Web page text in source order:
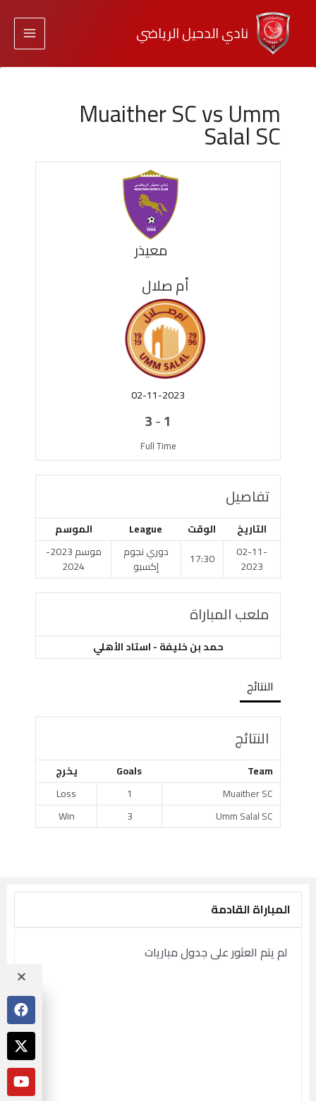
نادي الدحيل الرياضي
Muaither SC vs Umm
Salal SC
معيذر
أم صلال
02-11-2023
1
-
3
Full Time
تفاصيل
التاريخ الوقت League
الموسم
02-11-
2023
17:30
دوري نجوم
إكسبو
موسم 2023-
2024
ملعب المباراة
حمد بن خليفة - استاد الأهلي
النتائج
النتائج
Team
Goals
يخرج
Muaither SC
1
Loss
Umm Salal SC
3
Win
المباراة القادمة
لم يتم العثور على جدول مباريات